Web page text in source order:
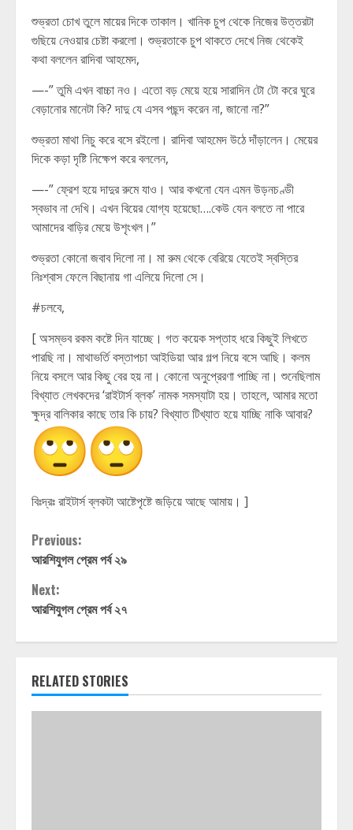
শুভ্রতা চোখ তুলে মায়ের দিকে তাকাল। খানিক চুপ থেকে নিজের উত্তরটা
গুছিয়ে নেওয়ার চেষ্টা করলো। শুভ্রতাকে চুপ থাকতে দেখে নিজ থেকেই
কথা বললেন রাদিবা আহমেদ,
—-” তুমি এখন বাচ্চা নও। এতো বড় মেয়ে হয়ে সারাদিন টো টো করে ঘুরে
বেড়ানোর মানেটা কি? দাদু যে এসব পছন্দ করেন না, জানো না?”
শুভ্রতা মাথা নিচু করে বসে রইলো। রাদিবা আহমেদ উঠে দাঁড়ালেন। মেয়ের
দিকে কড়া দৃষ্টি নিক্ষেপ করে বললেন,
—-” ফ্রেশ হয়ে দাদুর রুমে যাও। আর কখনো যেন এমন উড়নচণ্ডী
স্বভাব না দেখি। এখন বিয়ের যোগ্য হয়েছো….কেউ যেন বলতে না পারে
আমাদের বাড়ির মেয়ে উশৃংখল।”
শুভ্রতা কোনো জবাব দিলো না। মা রুম থেকে বেরিয়ে যেতেই স্বস্তির
নিঃশ্বাস ফেলে বিছানায় গা এলিয়ে দিলো সে।
#চলবে,
[ অসম্ভব রকম কষ্টে দিন যাচ্ছে। গত কয়েক সপ্তাহ ধরে কিছুই লিখতে
পারছি না। মাথাভর্তি বস্তাপচা আইডিয়া আর গল্প নিয়ে বসে আছি। কলম
নিয়ে বসলে আর কিছু বের হয় না। কোনো অনুপ্রেরণা পাচ্ছি না। শুনেছিলাম
বিখ্যাত লেখকদের ‘রাইটার্স ব্লক’ নামক সমস্যাটা হয়। তাহলে, আমার মতো
ক্ষুদ্র বালিকার কাছে তার কি চায়? বিখ্যাত টিখ্যাত হয়ে যাচ্ছি নাকি আবার?
বিঃদ্রঃ রাইটার্স ব্লকটা আষ্টেপৃষ্টে জড়িয়ে আছে আমায়। ]
Continue
Reading
Previous:
আরশিযুগল প্রেম পর্ব ২৯
Next:
আরশিযুগল প্রেম পর্ব ২৭
RELATED STORIES